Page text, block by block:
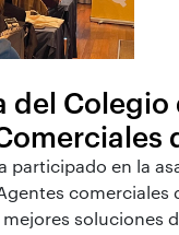
del Colegio
participado en la
comerciales
soluciones